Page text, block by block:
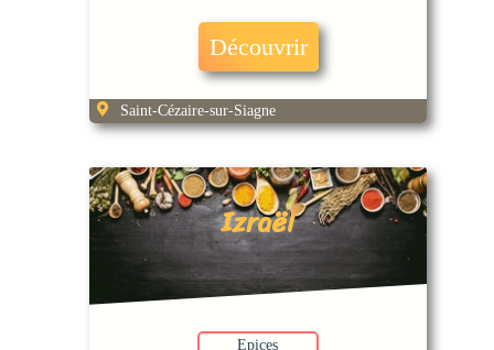
Découvrir
Saint-Cézaire-sur-Siagne
Izraël
Epices